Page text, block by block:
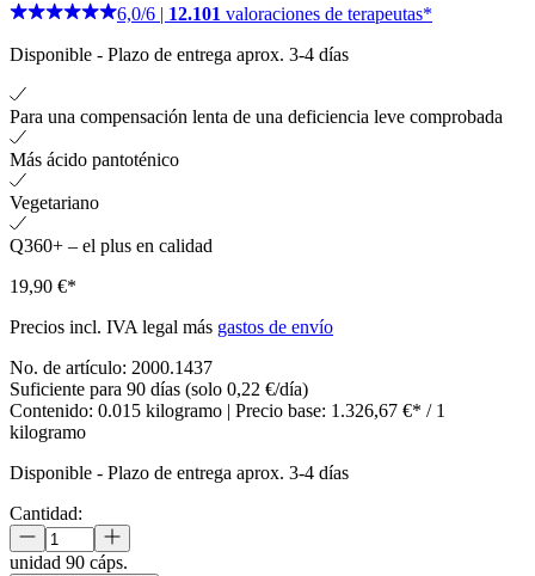
6,0/6 | 12.101 valoraciones de terapeutas*
Disponible - Plazo de entrega aprox. 3-4 días
Para una compensación lenta de una deficiencia leve comprobada
Más ácido pantoténico
Vegetariano
Q360+ – el plus en calidad
19,90 €*
Precios incl. IVA legal más gastos de envío
No. de artículo: 2000.1437
Suficiente para 90 días (solo 0,22 €/día)
Contenido: 0.015 kilogramo | Precio base: 1.326,67 €* / 1
kilogramo
Disponible - Plazo de entrega aprox. 3-4 días
Cantidad:
unidad 90 cáps.